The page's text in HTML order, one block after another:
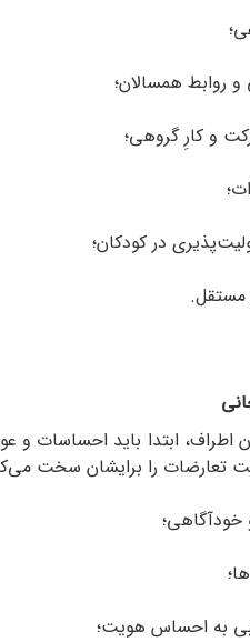
روابط همسالان؛
و کارِ گروهی؛
در کودکان؛
مستقل.
ابتدا باید احساسات و
تعارضات را برایشان سخت
به احساس هویت؛